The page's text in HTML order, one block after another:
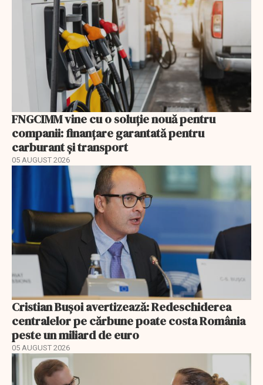
FNGCIMM vine cu o soluție nouă pentru
companii: finanțare garantată pentru
carburant și transport
05 AUGUST 2026
Cristian Bușoi avertizează: Redeschiderea
centralelor pe cărbune poate costa România
peste un miliard de euro
05 AUGUST 2026